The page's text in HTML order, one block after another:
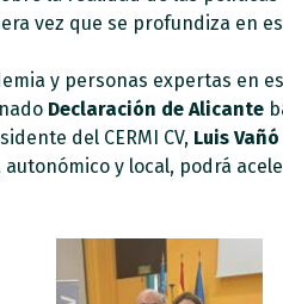
vez que se profundiza en
y personas expertas en
Declaración de Alicante
del CERMI CV, Luis
y local, podrá